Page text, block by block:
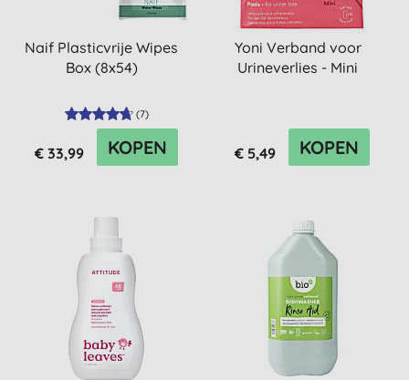
Naif Plasticvrije Wipes
Box (8x54)
(7)
€ 33,99 KOPEN
Yoni Verband voor
Urineverlies - Mini
€ 5,49 KOPEN